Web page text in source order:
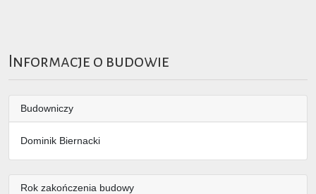
Informacje o budowie
Budowniczy
Dominik Biernacki
Rok zakończenia budowy